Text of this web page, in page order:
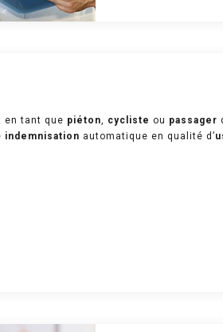
en tant que piéton cycliste ou passager
indemnisation automatique en qualité d’